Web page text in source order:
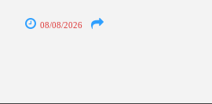
08/08/2026